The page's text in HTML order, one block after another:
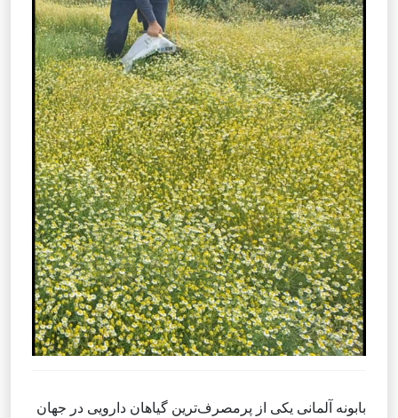
بابونه آلمانی یکی از پرمصرف‌ترین گیاهان دارویی در جهان